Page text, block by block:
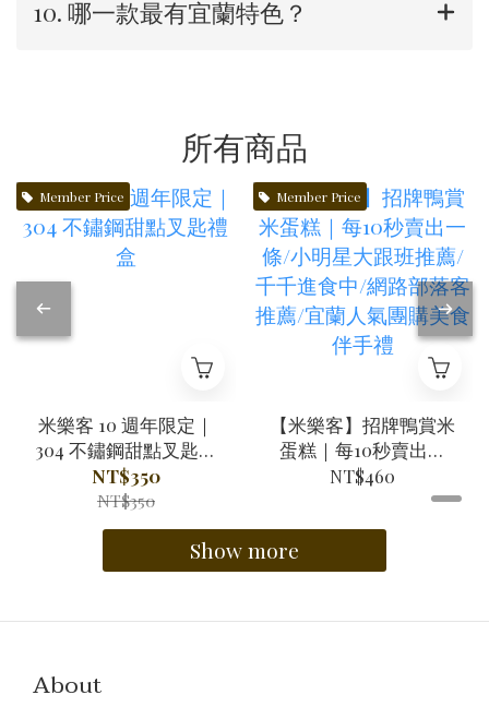
10. 哪一款最有宜蘭特色？
所有商品
Member Price
米樂客 10 週年限定｜
304 不鏽鋼甜點叉匙禮
盒
NT$350
NT$350
Member Price
【米樂客】招牌鴨賞米
蛋糕｜每10秒賣出一
條/小明星大跟班推薦/
千千進食中/網路部落
客推薦/宜蘭人氣團購
NT$460
Show more
About